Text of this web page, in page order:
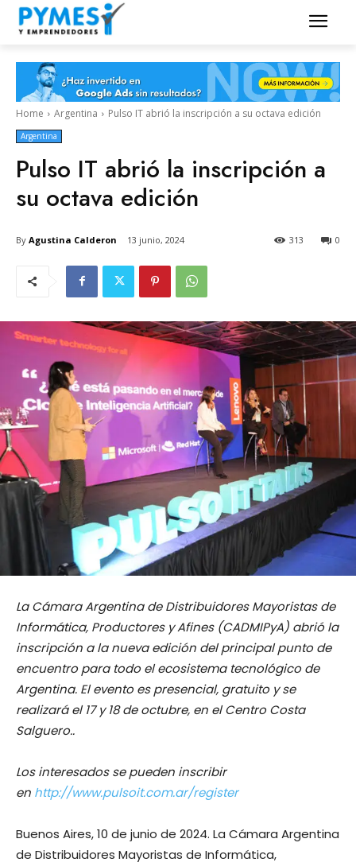
Home Argentina Pulso IT abrió la inscripción a su octava edición
Argentina
Pulso IT abrió la inscripción a
su octava edición
By Agustina Calderon 13 junio, 2024 0
313
La Cámara Argentina de Distribuidores Mayoristas de
Informática, Productores y Afines (CADMIPyA) abrió la
inscripción a la nueva edición del principal punto de
encuentro para todo el ecosistema tecnológico de
Argentina. El evento es presencial, gratuito y se
realizará el 17 y 18 de octubre, en el Centro Costa
Salguero..
Los interesados se pueden inscribir
en http://www.pulsoit.com.ar/register
Buenos Aires, 10 de junio de 2024. La Cámara Argentina
de Distribuidores Mayoristas de Informática,